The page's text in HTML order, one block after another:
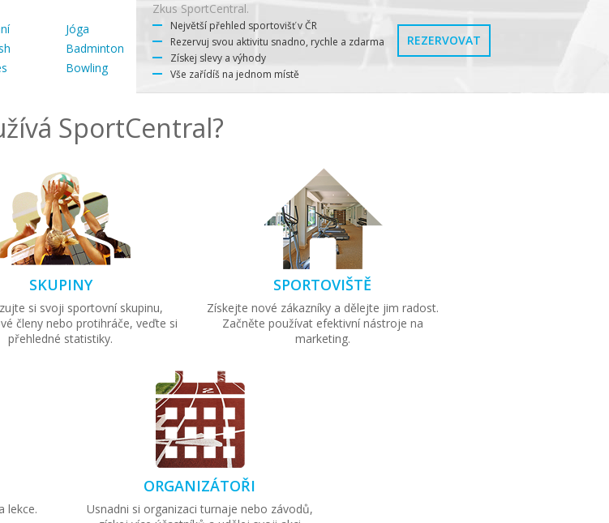
Jóga
Badminton
Bowling
Zkus SportCentral.
Největší přehled sportovišť v ČR
Rezervuj svou aktivitu snadno, rychle a zdarma
Získej slevy a výhody
Vše zařídíš na jednom místě
REZERVOVAT
SportCentral?
SKUPINY
si svoji sportovní skupinu,
členy nebo protihráče, veďte si
přehledné statistiky.
SPORTOVIŠTĚ
Získejte nové zákazníky a dělejte jim radost.
Začněte používat efektivní nástroje na
marketing.
lekce.
ORGANIZÁTOŘI
Usnadni si organizaci turnaje nebo závodů,